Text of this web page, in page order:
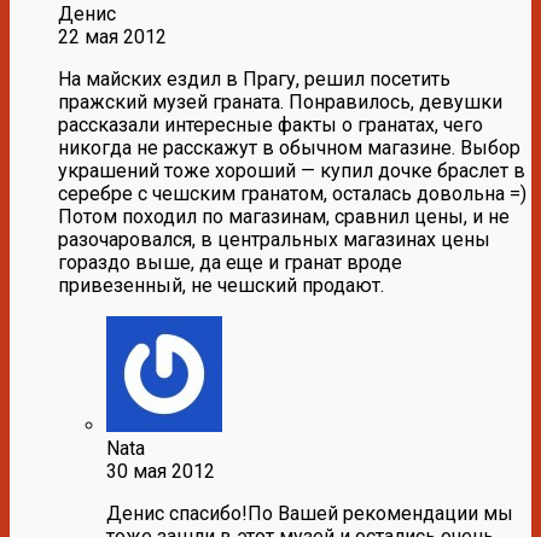
Денис
22 мая 2012
На майских ездил в Прагу, решил посетить
пражский музей граната. Понравилось, девушки
рассказали интересные факты о гранатах, чего
никогда не расскажут в обычном магазине. Выбор
украшений тоже хороший — купил дочке браслет в
серебре с чешским гранатом, осталась довольна =)
Потом походил по магазинам, сравнил цены, и не
разочаровался, в центральных магазинах цены
гораздо выше, да еще и гранат вроде
привезенный, не чешский продают.
Nata
30 мая 2012
Денис спасибо!По Вашей рекомендации мы